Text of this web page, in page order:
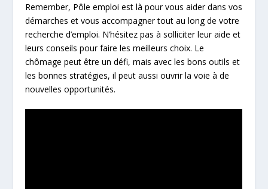
Remember, Pôle emploi est là pour vous aider dans vos
démarches et vous accompagner tout au long de votre
recherche d’emploi. N’hésitez pas à solliciter leur aide et
leurs conseils pour faire les meilleurs choix. Le
chômage peut être un défi, mais avec les bons outils et
les bonnes stratégies, il peut aussi ouvrir la voie à de
nouvelles opportunités.